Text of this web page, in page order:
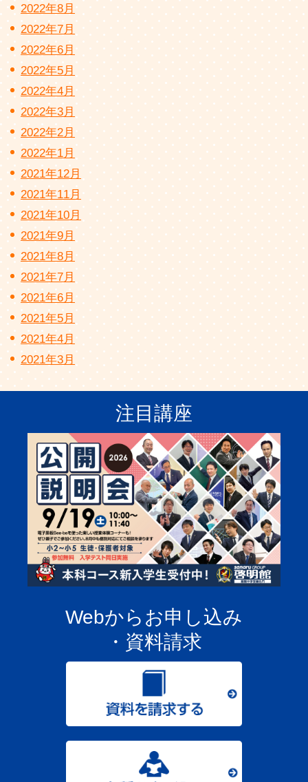
2022年8月
2022年7月
2022年6月
2022年5月
2022年4月
2022年3月
2022年2月
2022年1月
2021年12月
2021年11月
2021年10月
2021年9月
2021年8月
2021年7月
2021年6月
2021年5月
2021年4月
2021年3月
注目講座
Webからお申し込み
・資料請求